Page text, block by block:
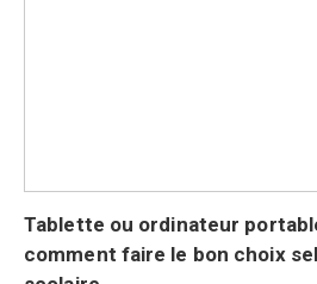
Tablette ou ordinateur
comment faire le bon choix